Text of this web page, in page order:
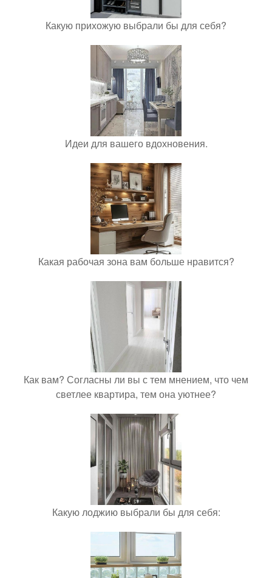
Какую прихожую выбрали бы для себя?
Идеи для вашего вдохновения.
Какая рабочая зона вам больше нравится?
Как вам? Согласны ли вы с тем мнением, что чем
светлее квартира, тем она уютнее?
Какую лоджию выбрали бы для себя: